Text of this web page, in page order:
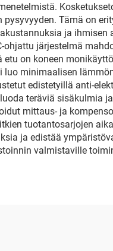
Tämä on
ja
järjestelmä
on koneen
minimaalisen
edistetyillä anti-
teräviä sisäkulmia
mittaus- ja
tuotantosarjojen
ja edistää
valmistaville